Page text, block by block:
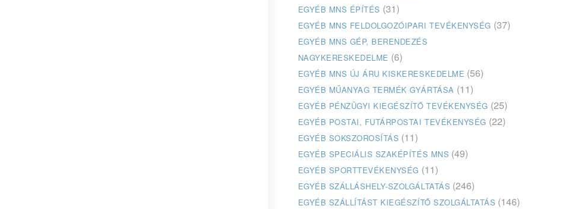
EGYÉB MNS ÉPÍTÉS (31)
EGYÉB MNS FELDOLGOZÓIPARI TEVÉKENYSÉG (37)
EGYÉB MNS GÉP, BERENDEZÉS
NAGYKERESKEDELME (6)
EGYÉB MNS ÚJ ÁRU KISKERESKEDELME (56)
EGYÉB MŰANYAG TERMÉK GYÁRTÁSA (11)
EGYÉB PÉNZÜGYI KIEGÉSZÍTŐ TEVÉKENYSÉG (25)
EGYÉB POSTAI, FUTÁRPOSTAI TEVÉKENYSÉG (22)
EGYÉB SOKSZOROSÍTÁS (11)
EGYÉB SPECIÁLIS SZAKÉPÍTÉS MNS (49)
EGYÉB SPORTTEVÉKENYSÉG (11)
EGYÉB SZÁLLÁSHELY-SZOLGÁLTATÁS (246)
EGYÉB SZÁLLÍTÁST KIEGÉSZÍTŐ SZOLGÁLTATÁS (146)